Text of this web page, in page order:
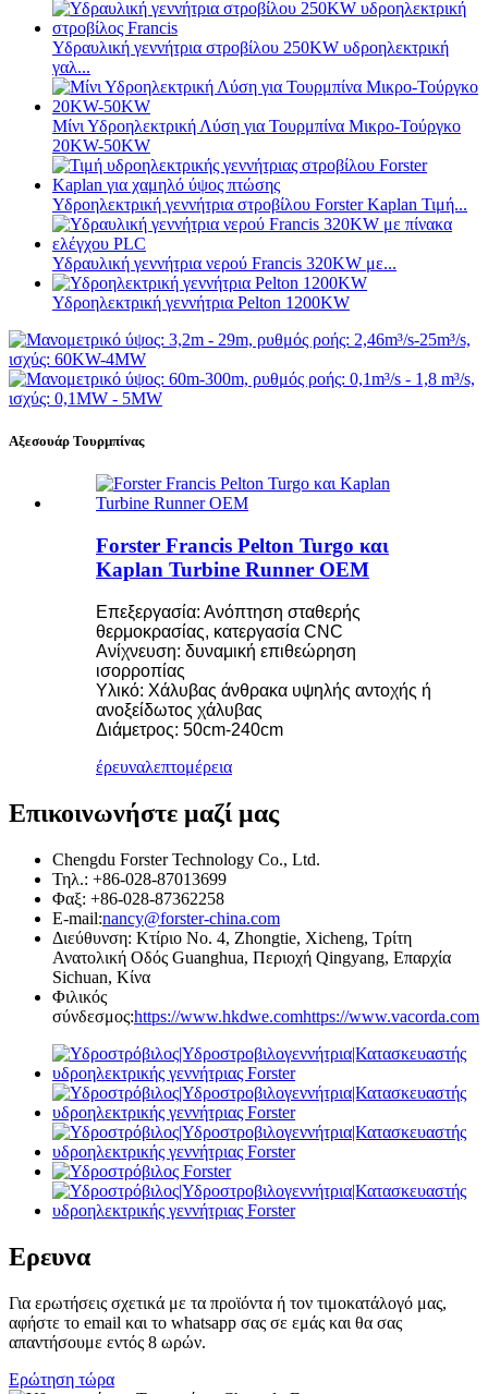
Υδραυλική γεννήτρια στροβίλου 250KW υδροηλεκτρική
γαλ...
Μίνι Υδροηλεκτρική Λύση για Τουρμπίνα Μικρο-Τούργκο
20KW-50KW
Υδροηλεκτρική γεννήτρια στροβίλου Forster Kaplan Τιμή...
Υδραυλική γεννήτρια νερού Francis 320KW με...
Υδροηλεκτρική γεννήτρια Pelton 1200KW
Αξεσουάρ Τουρμπίνας
Forster Francis Pelton Turgo και
Kaplan Turbine Runner OEM
Επεξεργασία: Ανόπτηση σταθερής
θερμοκρασίας, κατεργασία CNC
Ανίχνευση: δυναμική επιθεώρηση
ισορροπίας
Υλικό: Χάλυβας άνθρακα υψηλής αντοχής ή
ανοξείδωτος χάλυβας
Διάμετρος: 50cm-240cm
έρευναλεπτομέρεια
Επικοινωνήστε μαζί μας
Chengdu Forster Technology Co., Ltd.
Τηλ.: +86-028-87013699
Φαξ: +86-028-87362258
E-mail:nancy@forster-china.com
Διεύθυνση: Κτίριο Νο. 4, Zhongtie, Xicheng, Τρίτη
Ανατολική Οδός Guanghua, Περιοχή Qingyang, Επαρχία
Sichuan, Κίνα
Φιλικός
σύνδεσμος:https://www.hkdwe.comhttps://www.vacorda.com
Ερευνα
Για ερωτήσεις σχετικά με τα προϊόντα ή τον τιμοκατάλογό μας,
αφήστε το email και το whatsapp σας σε εμάς και θα σας
απαντήσουμε εντός 8 ωρών.
Ερώτηση τώρα